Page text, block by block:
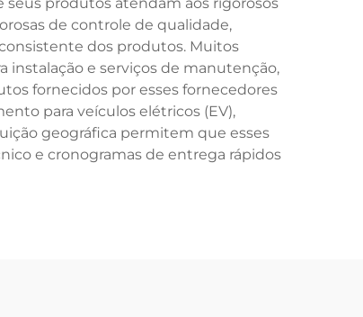
de controle de qualidade,
dos produtos. Muitos
e serviços de manutenção,
fornecidos por esses fornecedores
para veículos elétricos (EV),
geográfica permitem que esses
e cronogramas de entrega rápidos